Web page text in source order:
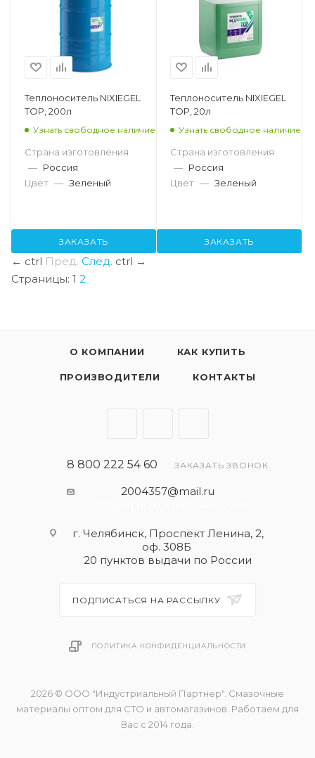
Теплоноситель NIXIEGEL
TOP, 200л
Узнать свободное наличие
Страна изготовления
— Россия
Цвет — Зеленый
ЗАКАЗАТЬ
Теплоноситель NIXIEGEL
TOP, 20л
Узнать свободное наличие
Страна изготовления
— Россия
Цвет — Зеленый
ЗАКАЗАТЬ
← ctrl Пред. След. ctrl →
Страницы: 1 2
О КОМПАНИИ КАК КУПИТЬ
ПРОИЗВОДИТЕЛИ КОНТАКТЫ
8 800 222 54 60 ЗАКАЗАТЬ ЗВОНОК
2004357@mail.ru
г. Челябинск, Проспект Ленина, 2,
оф. 308Б
20 пунктов выдачи по России
ПОДПИСАТЬСЯ НА РАССЫЛКУ
ПОЛИТИКА КОНФИДЕНЦИАЛЬНОСТИ
2026 © ООО "Индустриальный Партнер". Смазочные
материалы оптом для СТО и автомагазинов. Работаем для
Вас с 2014 года.